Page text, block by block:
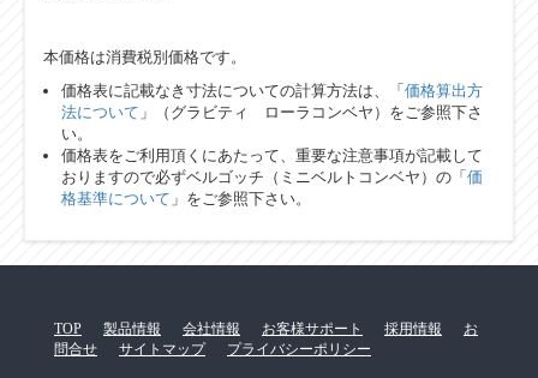
本価格は消費税別価格です。
価格表に記載なき寸法についての計算方法は、「 価格算出方
法について 」（グラビティ ローラコンベヤ）をご参照下さ
い。
価格表をご利用頂くにあたって、重要な注意事項が記載して
おりますので必ずベルゴッチ（ミニベルトコンベヤ）の「 価
格基準について 」をご参照下さい。
TOP 製品情報 会社情報 お客様サポート 採用情報
お
問合せ
サイトマップ プライバシーポリシー